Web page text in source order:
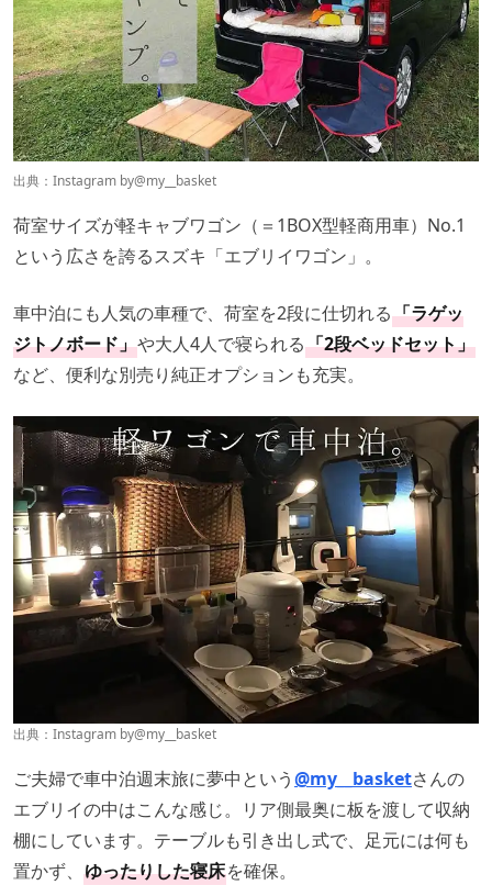
出典：Instagram by@my__basket
荷室サイズが軽キャブワゴン（＝1BOX型軽商用車）No.1
という広さを誇るスズキ「エブリイワゴン」。
車中泊にも人気の車種で、荷室を2段に仕切れる「ラゲッ
ジトノボード」や大人4人で寝られる「2段ベッドセット」
など、便利な別売り純正オプションも充実。
出典：Instagram by@my__basket
ご夫婦で車中泊週末旅に夢中という@my__basketさんの
エブリイの中はこんな感じ。リア側最奥に板を渡して収納
棚にしています。テーブルも引き出し式で、足元には何も
置かず、 ゆったりした寝床を確保。